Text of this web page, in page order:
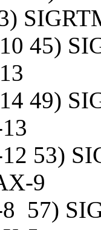
45)
49)
53)
9
57)